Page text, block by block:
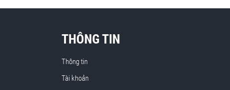
THÔNG TIN
Thông tin
Tài khoản